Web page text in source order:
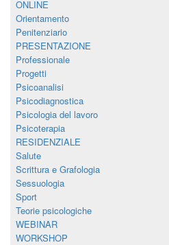
ONLINE
Orientamento
Penitenziario
PRESENTAZIONE
Professionale
Progetti
Psicoanalisi
Psicodiagnostica
Psicologia del lavoro
Psicoterapia
RESIDENZIALE
Salute
Scrittura e Grafologia
Sessuologia
Sport
Teorie psicologiche
WEBINAR
WORKSHOP